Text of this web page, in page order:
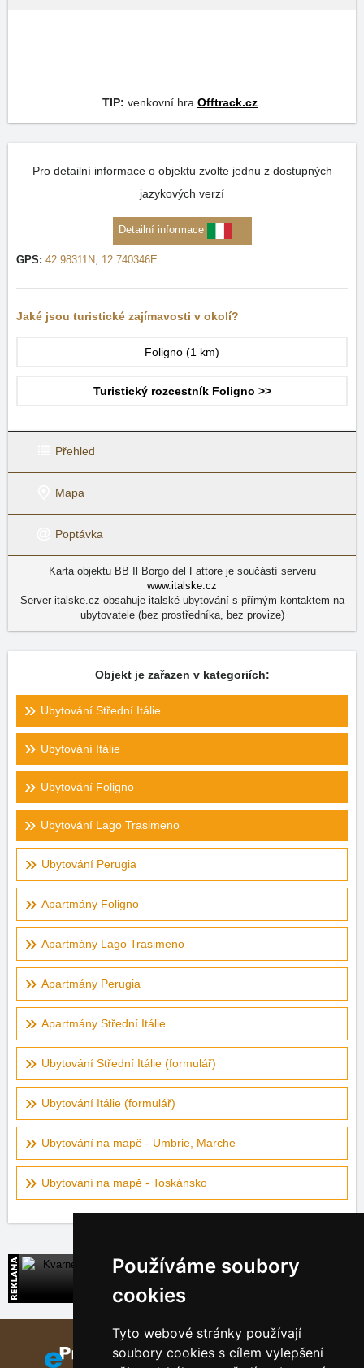
Používáme soubory
cookies
Tyto webové stránky používají
soubory cookies s cílem vylepšení
TIP: venkovní hra Offtrack.cz
Pro detailní informace o objektu zvolte jednu z dostupných
jazykových verzí
Detailní informace
GPS: 42.98311N, 12.740346E
Jaké jsou turistické zajímavosti v okolí?
Foligno (1 km)
Turistický rozcestník Foligno >>
Přehled
Mapa
Poptávka
Karta objektu BB Il Borgo del Fattore je součástí serveru
www.italske.cz
Server italske.cz obsahuje italské ubytování s přímým kontaktem na
ubytovatele (bez prostředníka, bez provize)
Objekt je zařazen v kategoriích:
Ubytování Střední Itálie
Ubytování Itálie
Ubytování Foligno
Ubytování Lago Trasimeno
Ubytování Perugia
Apartmány Foligno
Apartmány Lago Trasimeno
Apartmány Perugia
Apartmány Střední Itálie
Ubytování Střední Itálie (formulář)
Ubytování Itálie (formulář)
Ubytování na mapě - Umbrie, Marche
Ubytování na mapě - Toskánsko
Kvarner
Přímé kontakty na ubytování v Chorvatsku